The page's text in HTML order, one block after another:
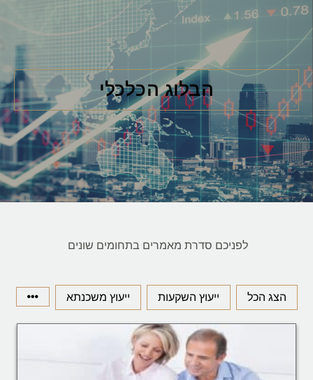
הבלוג הכלכלי
לפניכם סדרת מאמרים בתחומים שונים
הצג הכל ייעוץ השקעות ייעוץ משכנתא